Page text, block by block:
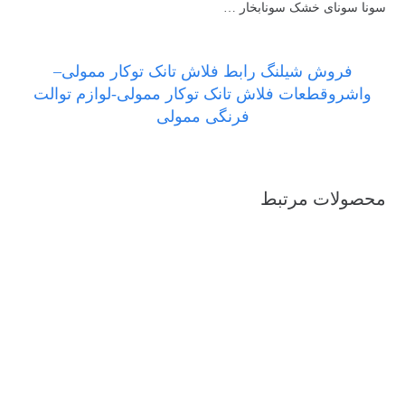
سونا سونای خشک سونابخار …
فروش شیلنگ رابط فلاش تانک توکار ممولی–
واشروقطعات فلاش تانک توکار ممولی-لوازم توالت
فرنگی ممولی
محصولات مرتبط